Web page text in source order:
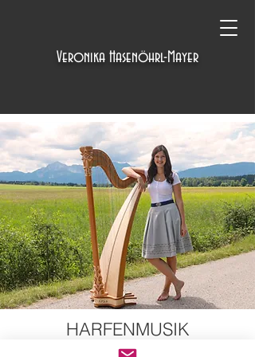
Veronika Hasenöhrl-Mayer
HARFENMUSIK